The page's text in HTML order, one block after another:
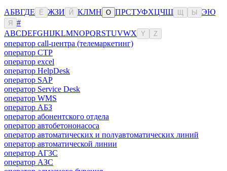
АБВГДЕ Ё ЖЗИ Й КЛМН О ПРСТУФХЦЧШ Ы ЭЮ
Я
#
ABCDEFGHIJKLMNOPQRSTUVWX Y Z
оператор call-центра (телемаркетинг)
оператор CTP
оператор excel
оператор HelpDesk
оператор SAP
оператор Service Desk
оператор WMS
оператор АБЗ
оператор абонентского отдела
оператор автобетононасоса
оператор автоматических и полуавтоматических линий
оператор автоматической линии
оператор АГЗС
оператор АЗС